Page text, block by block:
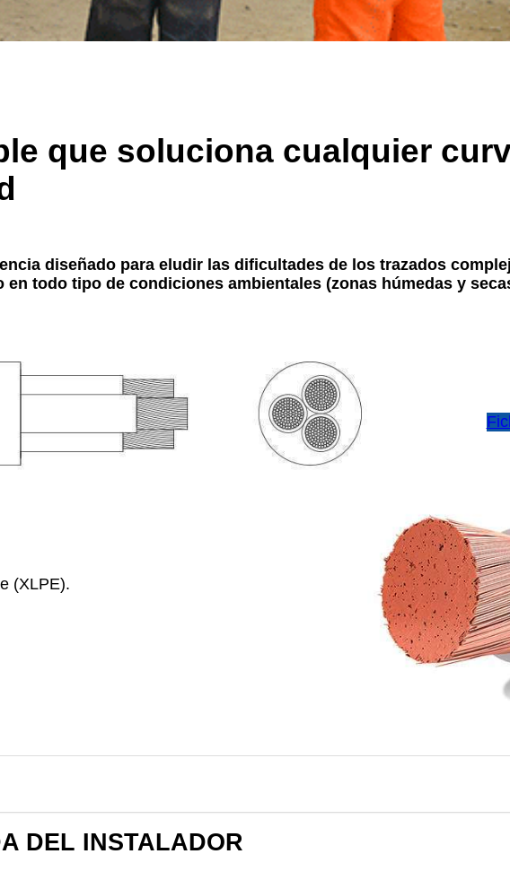
que soluciona cualquier
diseñado para eludir las dificultades de los trazados
todo tipo de condiciones ambientales (zonas húmedas y
(XLPE).
DEL INSTALADOR